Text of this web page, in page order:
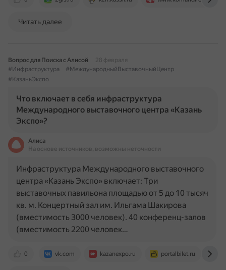
Читать далее
Вопрос для Поиска с Алисой
28 февраля
#Инфраструктура
#МеждународныйВыставочныйЦентр
#КазаньЭкспо
Что включает в себя инфраструктура
Международного выставочного центра «Казань
Экспо»?
Алиса
На основе источников, возможны неточности
0 vk.com kazanexpo.ru portalbilet.ru
Инфраструктура Международного выставочного
центра «Казань Экспо» включает: Три
выставочных павильона площадью от 5 до 10 тысяч
кв. м. Концертный зал им. Ильгама Шакирова
(вместимость 3000 человек). 40 конференц-залов
(вместимость 2200 человек…